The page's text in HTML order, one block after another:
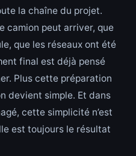
la chaîne du projet.
camion peut arriver, que
que les réseaux ont été
final est déjà pensé
Plus cette préparation
devient simple. Et dans
cette simplicité n’est
est toujours le résultat